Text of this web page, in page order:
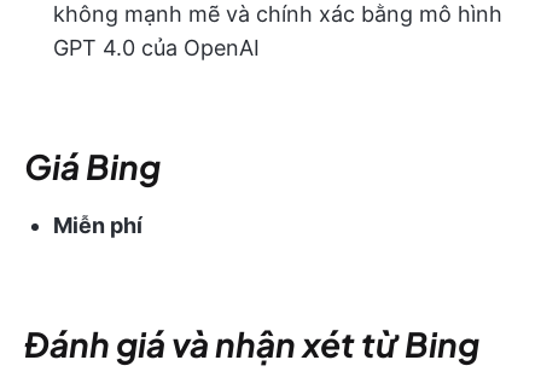
không mạnh mẽ và chính xác bằng mô hình
GPT 4.0 của OpenAI
Giá Bing
Miễn phí
Đánh giá và nhận xét từ Bing